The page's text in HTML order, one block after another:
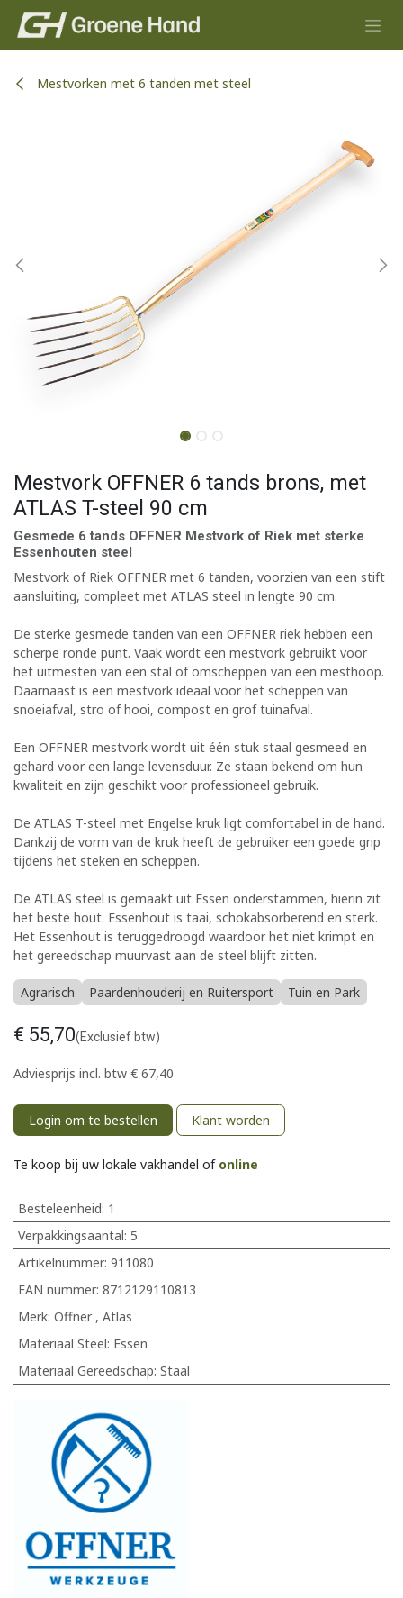
Overslaan naar inhoud
Mestvorken met 6 tanden met steel
Mestvork OFFNER 6 tands brons, met
ATLAS T-steel 90 cm
Gesmede 6 tands OFFNER Mestvork of Riek met sterke
Essenhouten steel
Mestvork of Riek OFFNER met 6 tanden, voorzien van een stift
aansluiting, compleet met ATLAS steel in lengte 90 cm.
De sterke gesmede tanden van een OFFNER riek hebben een
scherpe ronde punt. Vaak wordt een mestvork gebruikt voor
het uitmesten van een stal of omscheppen van een mesthoop.
Daarnaast is een mestvork ideaal voor het scheppen van
snoeiafval, stro of hooi, compost en grof tuinafval.
Een OFFNER mestvork wordt uit één stuk staal gesmeed en
gehard voor een lange levensduur. Ze staan bekend om hun
kwaliteit en zijn geschikt voor professioneel gebruik.
De ATLAS T-steel met Engelse kruk ligt comfortabel in de hand.
Dankzij de vorm van de kruk heeft de gebruiker een goede grip
tijdens het steken en scheppen.
De ATLAS steel is gemaakt uit Essen onderstammen, hierin zit
het beste hout. Essenhout is taai, schokabsorberend en sterk.
Het Essenhout is teruggedroogd waardoor het niet krimpt en
het gereedschap muurvast aan de steel blijft zitten.
Agrarisch Paardenhouderij en Ruitersport Tuin en Park
€ 55,70(Exclusief btw)
Adviesprijs incl. btw € 67,40
Login om te bestellen Klant worden
Te koop bij uw lokale vakhandel of online
Besteleenheid: 1
Verpakkingsaantal: 5
Artikelnummer: 911080
EAN nummer: 8712129110813
Merk: Offner, Atlas
Materiaal Steel: Essen
Materiaal Gereedschap: Staal